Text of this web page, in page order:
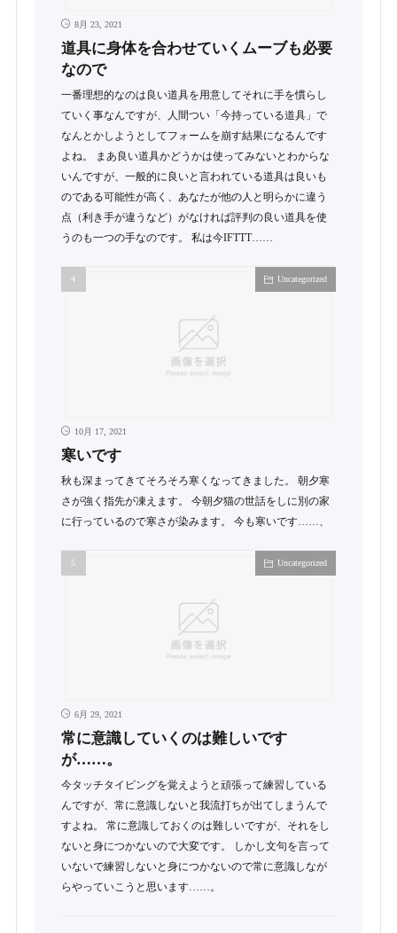
8月 23, 2021
道具に身体を合わせていくムーブも必要
なので
一番理想的なのは良い道具を用意してそれに手を慣らし
ていく事なんですが、人間つい「今持っている道具」で
なんとかしようとしてフォームを崩す結果になるんです
よね。 まあ良い道具かどうかは使ってみないとわからな
いんですが、一般的に良いと言われている道具は良いも
のである可能性が高く、あなたが他の人と明らかに違う
点（利き手が違うなど）がなければ評判の良い道具を使
うのも一つの手なのです。 私は今IFTTT……
Uncategorized
10月 17, 2021
寒いです
秋も深まってきてそろそろ寒くなってきました。 朝夕寒
さが強く指先が凍えます。 今朝夕猫の世話をしに別の家
に行っているので寒さが染みます。 今も寒いです……、
Uncategorized
6月 29, 2021
常に意識していくのは難しいです
が……。
今タッチタイピングを覚えようと頑張って練習している
んですが、常に意識しないと我流打ちが出てしまうんで
すよね。 常に意識しておくのは難しいですが、それをし
ないと身につかないので大変です。 しかし文句を言って
いないで練習しないと身につかないので常に意識しなが
らやっていこうと思います……。